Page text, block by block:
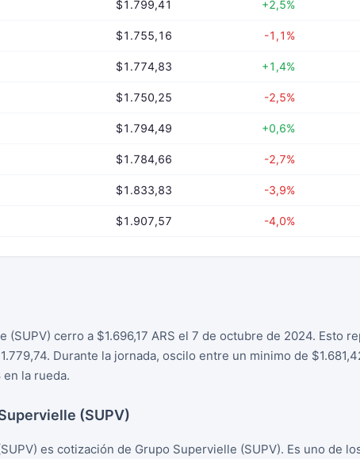
$1.799,41 +2,5%
$1.755,16 -1,1%
$1.774,83 +1,4%
$1.750,25 -2,5%
$1.794,49 +0,6%
$1.784,66 -2,7%
$1.833,83 -3,9%
$1.907,57 -4,0%
(SUPV) cerro a $1.696,17 ARS el 7 de octubre de 2024. Esto
Durante la jornada, oscilo entre un minimo de
la rueda.
(SUPV)
es cotización de Grupo Supervielle (SUPV). Es uno de